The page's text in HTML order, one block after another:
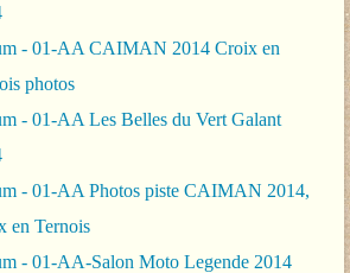
- 01-AA CAIMAN 2014 Croix en
photos
- 01-AA Les Belles du Vert Galant
- 01-AA Photos piste CAIMAN 2014,
en Ternois
- 01-AA-Salon Moto Legende 2014